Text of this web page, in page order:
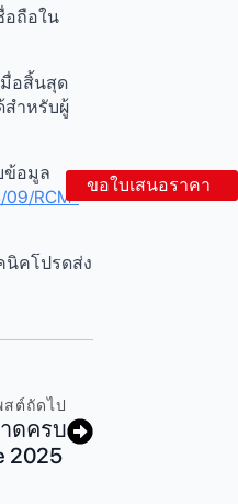
ขอใบเสนอราคา
อถือใน
มื่อสิ้นสุด
สำหรับผู้
ข้อมูล
09/RCM-
นิคโปรดส่ง
สต์ถัดไป
ดครบ
2025